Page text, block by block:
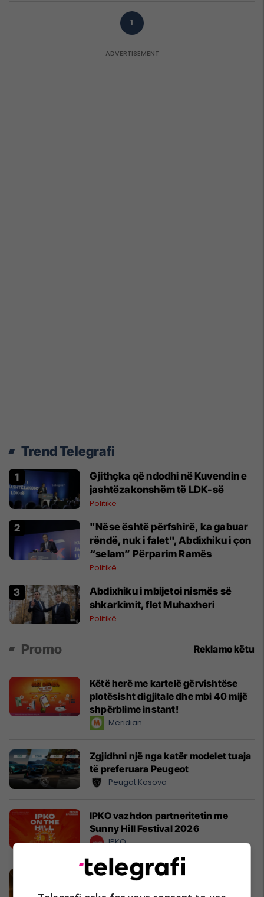
1
Trend Telegrafi
Gjithçka që ndodhi në Kuvendin e
jashtëzakonshëm të LDK-së
Politikë
"Nëse është përfshirë, ka gabuar
rëndë, nuk i falet", Abdixhiku i çon
“selam” Përparim Ramës
Politikë
Abdixhiku i mbijetoi nismës së
shkarkimit, flet Muhaxheri
Politikë
Promo Reklamo këtu
Këtë herë me kartelë gërvishtëse
plotësisht digjitale dhe mbi 40 mijë
shpërblime instant!
Meridian
Zgjidhni një nga katër modelet tuaja
të preferuara Peugeot
Peugot Kosova
IPKO vazhdon partneritetin me
Sunny Hill Festival 2026
IPKO
EXPO DIASPORA 2026 mbahet më